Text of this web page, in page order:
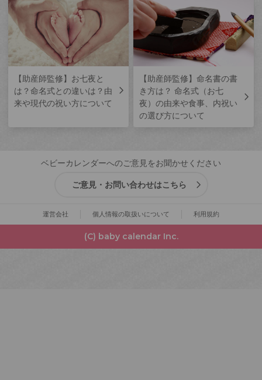
【助産師監修】お七夜と
は？命名式との違いは？由
来や現代の祝い方について
【助産師監修】命名書の書
き方は？ 命名式（お七
夜）の由来や食事、内祝い
の選び方について
ベビーカレンダーへのご意見をお聞かせください
ご意見・お問い合わせはこちら
運営会社 個人情報の取扱いについて 利用規約
(C) baby calendar Inc.